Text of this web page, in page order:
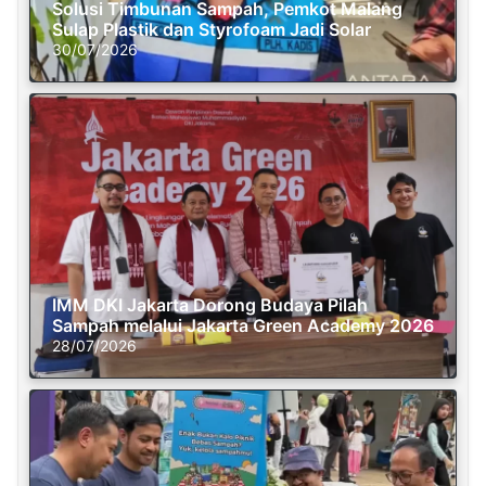
Solusi Timbunan Sampah, Pemkot Malang
Sulap Plastik dan Styrofoam Jadi Solar
30/07/2026
IMM DKI Jakarta Dorong Budaya Pilah
Sampah melalui Jakarta Green Academy 2026
28/07/2026